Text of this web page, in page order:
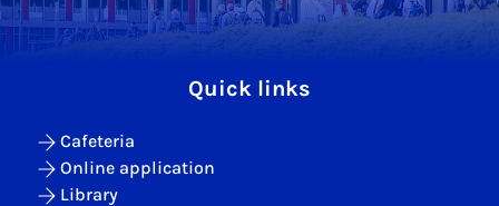
Quick links
Cafeteria
Online application
Library